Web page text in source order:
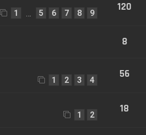
1 5 6 7 8 9 120
8
1 2 3 4 56
1 2 18